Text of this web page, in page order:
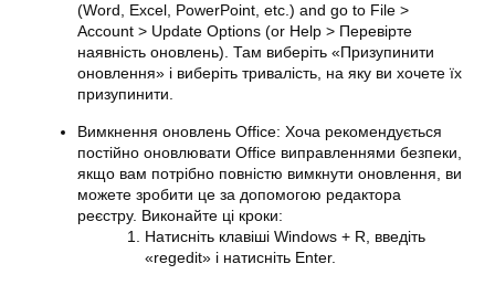
(Word, Excel, PowerPoint, etc.) and go to File >
Account > Update Options (or Help > Перевірте
наявність оновлень). Там виберіть «Призупинити
оновлення» і виберіть тривалість, на яку ви хочете їх
призупинити.
Вимкнення оновлень Office: Хоча рекомендується
постійно оновлювати Office виправленнями безпеки,
якщо вам потрібно повністю вимкнути оновлення, ви
можете зробити це за допомогою редактора
реєстру. Виконайте ці кроки:
Натисніть клавіші Windows + R, введіть
«regedit» і натисніть Enter.